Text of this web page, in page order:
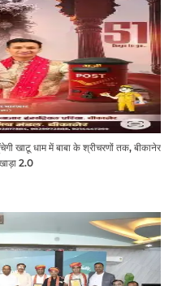
खाटू धाम में बाबा के श्रीचरणों तक, बीकानेर
2.0